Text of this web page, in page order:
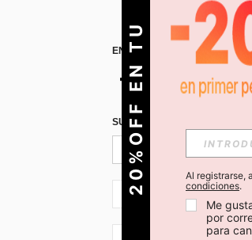
ENCUÉNTRANOS EN
SUSCRÍBETE PARA RECIBIR
CL + 56
2
0
%
O
F
F
E
N
T
U
P
R
I
M
E
R
P
E
D
I
D Al registrarse,
condiciones.
Me
por
para